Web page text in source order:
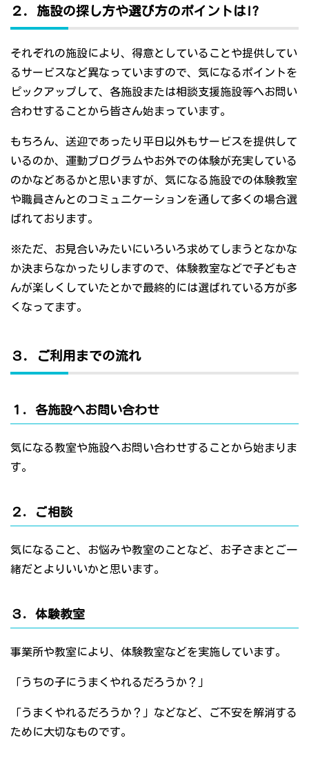
２．施設の探し方や選び方のポイントは!?
それぞれの施設により、得意としていることや提供してい
るサービスなど異なっていますので、気になるポイントを
ピックアップして、各施設または相談支援施設等へお問い
合わせすることから皆さん始まっています。
もちろん、送迎であったり平日以外もサービスを提供して
いるのか、運動プログラムやお外での体験が充実している
のかなどあるかと思いますが、気になる施設での体験教室
や職員さんとのコミュニケーションを通して多くの場合選
ばれております。
※ただ、お見合いみたいにいろいろ求めてしまうとなかな
か決まらなかったりしますので、体験教室などで子どもさ
んが楽しくしていたとかで最終的には選ばれている方が多
くなってます。
３．ご利用までの流れ
１．各施設へお問い合わせ
気になる教室や施設へお問い合わせすることから始まりま
す。
２．ご相談
気になること、お悩みや教室のことなど、お子さまとご一
緒だとよりいいかと思います。
３．体験教室
事業所や教室により、体験教室などを実施しています。
「うちの子にうまくやれるだろうか？」
「うまくやれるだろうか？」などなど、ご不安を解消する
ために大切なものです。